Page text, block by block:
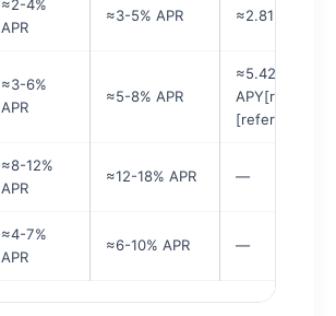
≈2-4%
APR
≈3-5% APR ≈2.81%
≈3-6%
APR
≈5-8% APR
≈5.42% —
[reference:21]
≈8-12%
APR
≈12-18% APR —
≈4-7%
APR
≈6-10% APR —